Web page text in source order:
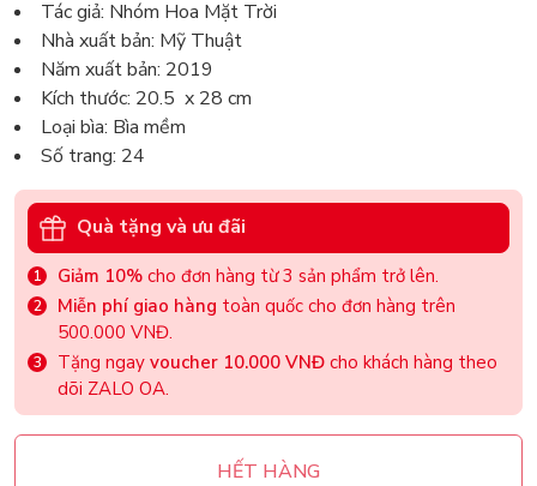
Tác giả: Nhóm Hoa Mặt Trời
Nhà xuất bản: Mỹ Thuật
Năm xuất bản: 2019
Kích thước: 20.5 x 28 cm
Loại bìa: Bìa mềm
Số trang: 24
Quà tặng và ưu đãi
Giảm 10% cho đơn hàng từ 3 sản phẩm trở lên.
Miễn phí giao hàng toàn quốc cho đơn hàng trên
500.000 VNĐ.
Tặng ngay voucher 10.000 VNĐ cho khách hàng theo
dõi ZALO OA.
HẾT HÀNG